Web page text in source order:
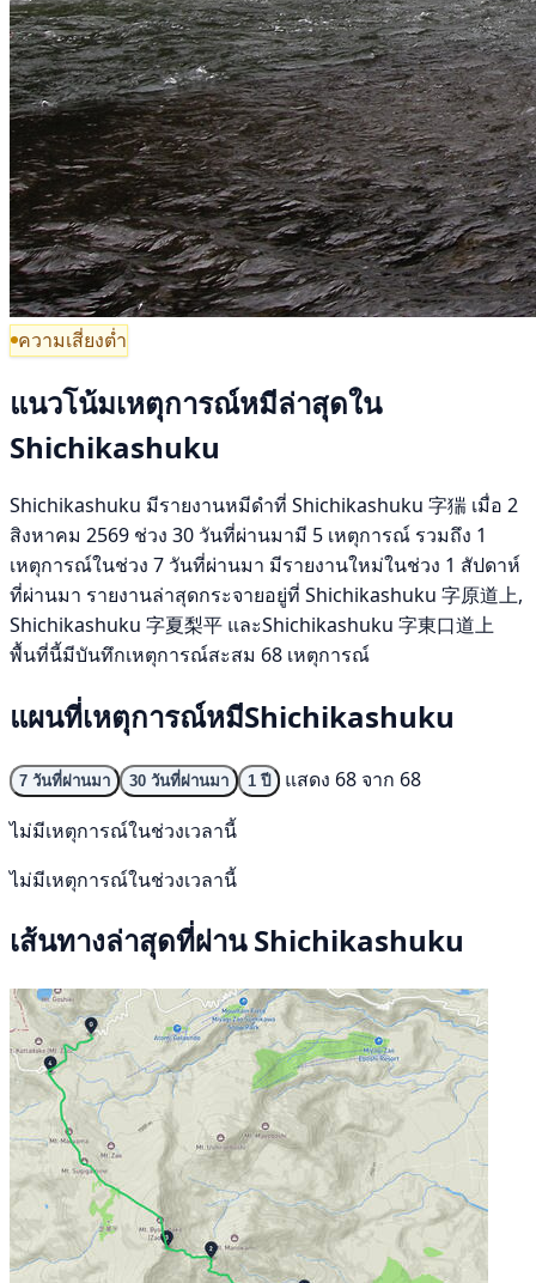
ความเสี่ยงต่ำ
แนวโน้มเหตุการณ์หมีล่าสุดใน
Shichikashuku
Shichikashuku มีรายงานหมีดำที่ Shichikashuku 字猯 เมื่อ 2
สิงหาคม 2569 ช่วง 30 วันที่ผ่านมามี 5 เหตุการณ์ รวมถึง 1
เหตุการณ์ในช่วง 7 วันที่ผ่านมา มีรายงานใหม่ในช่วง 1 สัปดาห์
ที่ผ่านมา รายงานล่าสุดกระจายอยู่ที่ Shichikashuku 字原道上,
Shichikashuku 字夏梨平 และShichikashuku 字東口道上
พื้นที่นี้มีบันทึกเหตุการณ์สะสม 68 เหตุการณ์
แผนที่เหตุการณ์หมีShichikashuku
7 วันที่ผ่านมา 30 วันที่ผ่านมา 1 ปี
แสดง 68 จาก 68
ไม่มีเหตุการณ์ในช่วงเวลานี้
ไม่มีเหตุการณ์ในช่วงเวลานี้
เส้นทางล่าสุดที่ผ่าน Shichikashuku